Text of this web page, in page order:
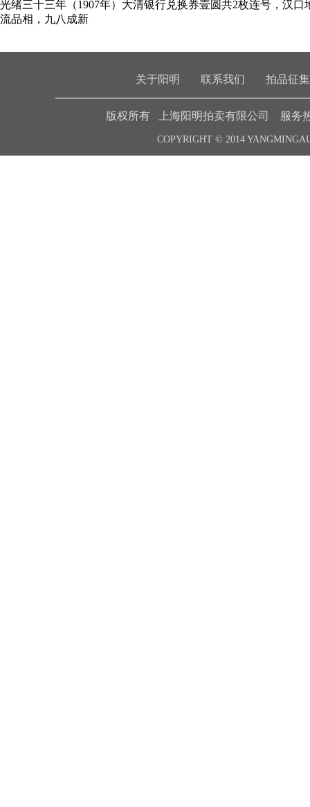
光绪三十三年（1907年）大清银行兑换券壹圆共2枚连号，汉
流品相，九八成新
关于阳明 联系我们 拍品征集
版权所有 上海阳明拍卖有限公司 服务
COPYRIGHT © 2014